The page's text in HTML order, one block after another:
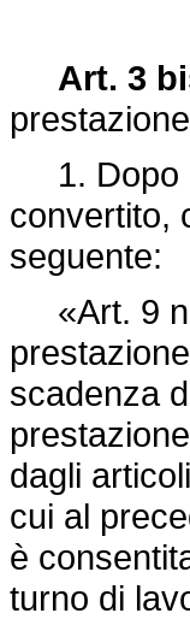
Art. 3
1. Dopo
convertito,
seguente:
«Art. 9
scadenza
dagli
cui al
è
turno di